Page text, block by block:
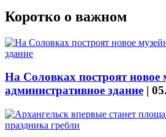
Коротко о важном
На Соловках построят новое
административное здание |